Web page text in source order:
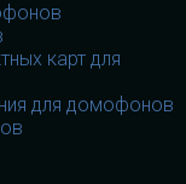
карт для
для домофонов